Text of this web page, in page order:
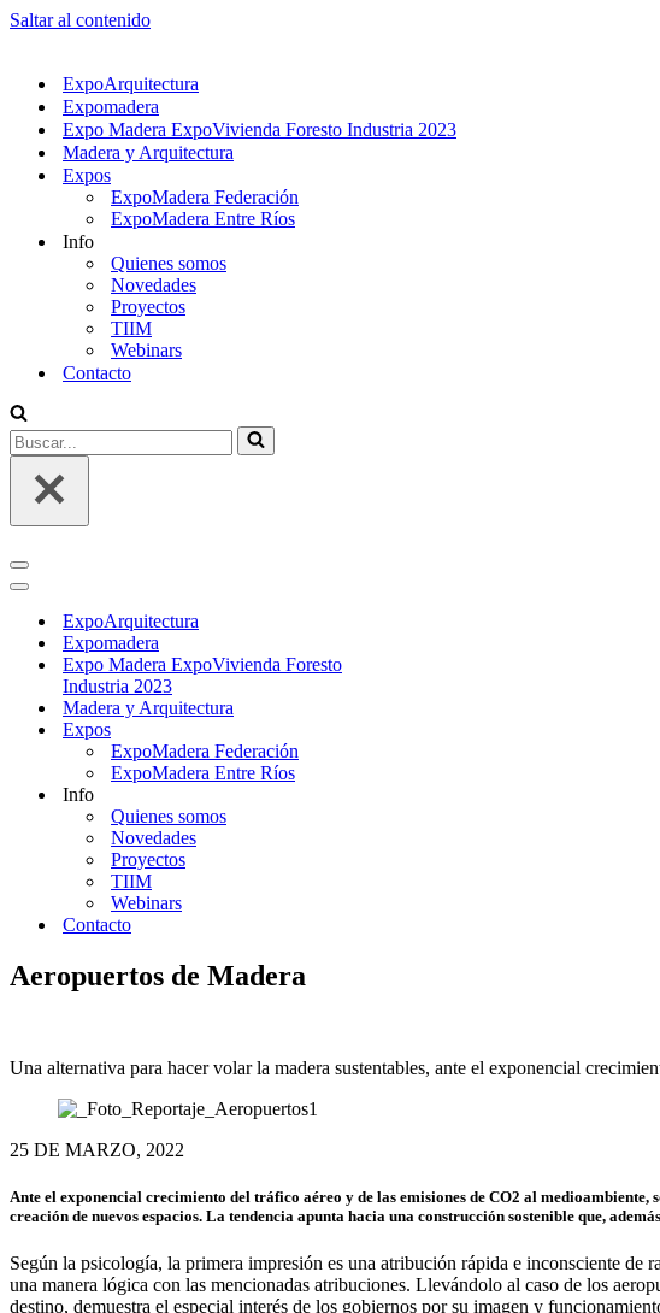
Saltar al contenido
ExpoArquitectura
Expomadera
Expo Madera ExpoVivienda Foresto Industria 2023
Madera y Arquitectura
Expos
ExpoMadera Federación
ExpoMadera Entre Ríos
Info
Quienes somos
Novedades
Proyectos
TIIM
Webinars
Contacto
ExpoArquitectura
Expomadera
Expo Madera ExpoVivienda Foresto
Industria 2023
Madera y Arquitectura
Expos
ExpoMadera Federación
ExpoMadera Entre Ríos
Info
Quienes somos
Novedades
Proyectos
TIIM
Webinars
Contacto
Aeropuertos de Madera
Una alternativa para hacer volar la madera sustentables, ante el exponencial
25 DE MARZO, 2022
Ante el exponencial crecimiento del tráfico aéreo y de las emisiones de CO2 al
creación de nuevos espacios. La tendencia apunta hacia una construcción sostenible que,
Según la psicología, la primera impresión es una atribución rápida e inconsciente de
una manera lógica con las mencionadas atribuciones. Llevándolo al caso de los
destino, demuestra el especial interés de los gobiernos por su imagen y